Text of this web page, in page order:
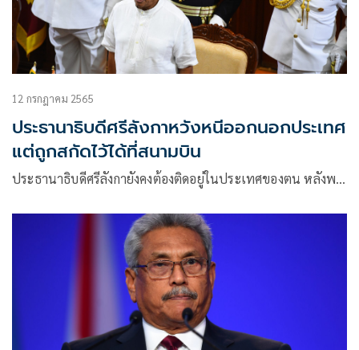
12 กรกฎาคม 2565
ประธานาธิบดีศรีลังกาหวังหนีออกนอกประเทศ
แต่ถูกสกัดไว้ได้ที่สนามบิน
ประธานาธิบดีศรีลังกายังคงต้องติดอยู่ในประเทศของตน หลังพ…